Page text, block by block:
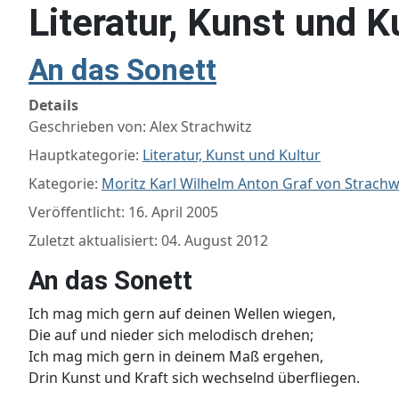
Literatur, Kunst und
An das Sonett
Details
Geschrieben von: Alex Strachwitz
Hauptkategorie: Literatur, Kunst und Kultur
Kategorie: Moritz Karl Wilhelm Anton Graf von
Veröffentlicht: 16. April 2005
Zuletzt aktualisiert: 04. August 2012
An das Sonett
Ich mag mich gern auf deinen Wellen wiegen,
Die auf und nieder sich melodisch drehen;
Ich mag mich gern in deinem Maß ergehen,
Drin Kunst und Kraft sich wechselnd überfliegen.